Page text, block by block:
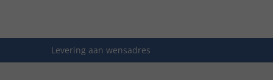
Levering aan wensadres